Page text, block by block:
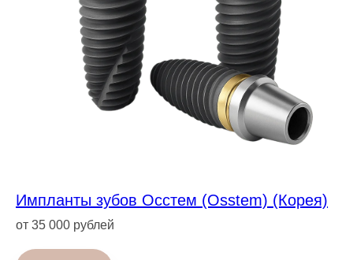
Импланты зубов Осстем (Osstem) (Корея)
от 35 000 рублей